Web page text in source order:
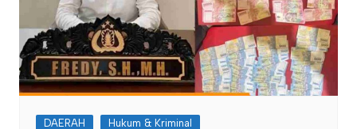
DAERAH Hukum & Kriminal